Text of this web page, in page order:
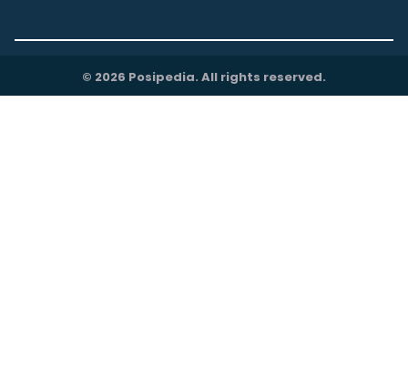
© 2026 Posipedia. All rights reserved.